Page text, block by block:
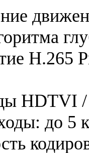
H.265
HDTVI
до 5